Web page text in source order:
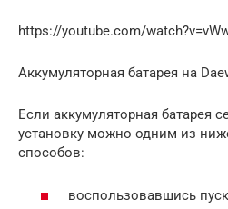
https://youtube.com/
Аккумуляторная батарея на
Если аккумуляторная батарея
установку можно одним из
способов:
воспользовавшись